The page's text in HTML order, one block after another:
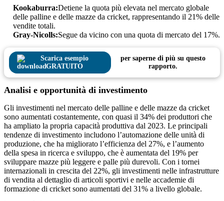
Kookaburra:Detiene la quota più elevata nel mercato globale
delle palline e delle mazze da cricket, rappresentando il 21% delle
vendite totali.
Gray-Nicolls:Segue da vicino con una quota di mercato del 17%.
Scarica esempio
GRATUITO
per saperne di più su questo
rapporto.
Analisi e opportunità di investimento
Gli investimenti nel mercato delle palline e delle mazze da cricket
sono aumentati costantemente, con quasi il 34% dei produttori che
ha ampliato la propria capacità produttiva dal 2023. Le principali
tendenze di investimento includono l’automazione delle unità di
produzione, che ha migliorato l’efficienza del 27%, e l’aumento
della spesa in ricerca e sviluppo, che è aumentata del 19% per
sviluppare mazze più leggere e palle più durevoli. Con i tornei
internazionali in crescita del 22%, gli investimenti nelle infrastrutture
di vendita al dettaglio di articoli sportivi e nelle accademie di
formazione di cricket sono aumentati del 31% a livello globale.